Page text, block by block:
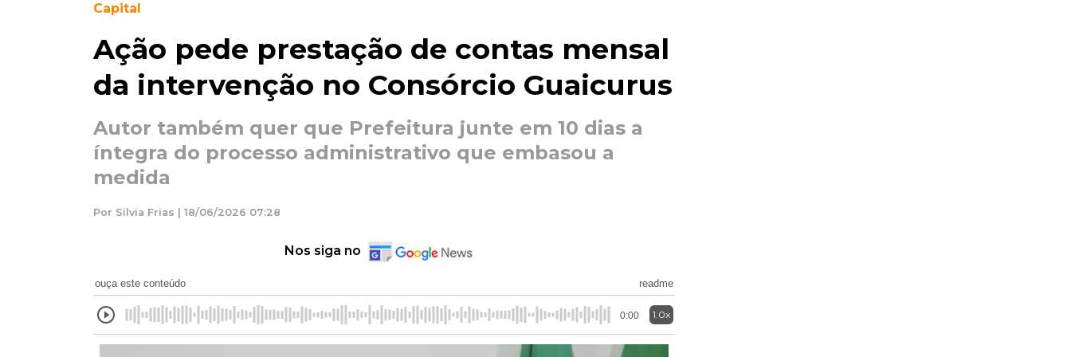
Capital
Ação pede prestação de contas mensal
da intervenção no Consórcio Guaicurus
Autor também quer que Prefeitura junte em 10 dias a
íntegra do processo administrativo que embasou a
medida
Por Silvia Frias | 18/06/2026 07:28
Nos siga no
ouça este conteúdo readme
0:00 1.0x